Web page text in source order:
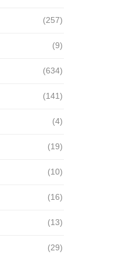
(257)
(9)
(634)
(141)
(4)
(19)
(10)
(16)
(13)
(29)